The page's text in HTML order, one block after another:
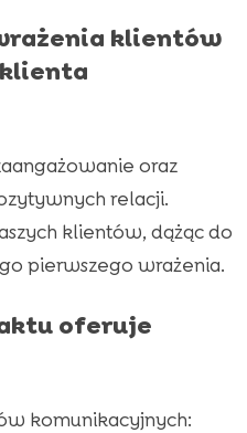
klientów
oraz
relacji.
klientów, dążąc do
pierwszego wrażenia.
oferuje
komunikacyjnych: